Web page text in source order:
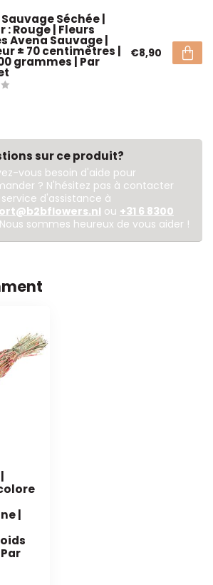
Séchée |
: Rouge | Fleurs
Avena Sauvage |
± 70 centimètres |
grammes | Par
€8,90
sur ce produit?
vous besoin d'aide pour
? N'hésitez pas à contacter
d'assistance à
ou +31 6 8300
sommes heureux de vous aider !
|